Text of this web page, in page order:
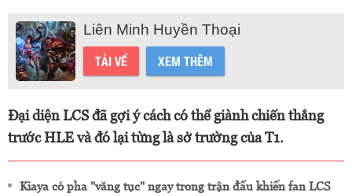
Liên Minh Huyền Thoại
TẢI VỀ XEM THÊM
Đại diện LCS đã gợi ý cách có thể giành chiến thắng
trước HLE và đó lại từng là sở trường của T1.
Kiaya có pha "văng tục" ngay trong trận đấu khiến fan LCS